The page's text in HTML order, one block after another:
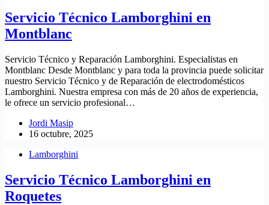
Servicio Técnico Lamborghini en
Montblanc
Servicio Técnico y Reparación Lamborghini. Especialistas en
Montblanc Desde Montblanc y para toda la provincia puede solicitar
nuestro Servicio Técnico y de Reparación de electrodomésticos
Lamborghini. Nuestra empresa con más de 20 años de experiencia,
le ofrece un servicio profesional…
Jordi Masip
16 octubre, 2025
Lamborghini
Servicio Técnico Lamborghini en
Roquetes